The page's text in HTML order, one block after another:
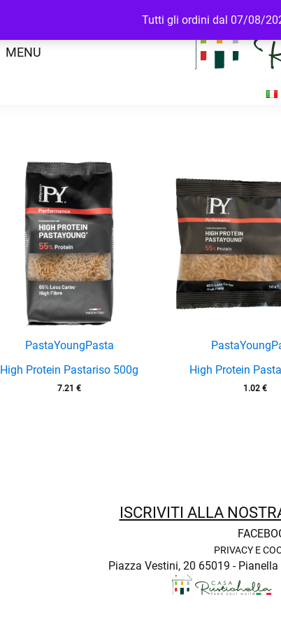
Tutti gli ordini dal 07/08/
MENU
PastaYoungPasta
High Protein Pastariso 500g
7.21€
PastaYoung
High Protein
1.02€
ISCRIVITI ALLA
PRIVACY E
Piazza Vestini, 20 65019 - Pianella